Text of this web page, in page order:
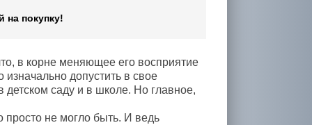
на покупку!
в корне меняющее его восприятие
допустить в свое
саду и в школе. Но главное,
просто не могло быть. И ведь